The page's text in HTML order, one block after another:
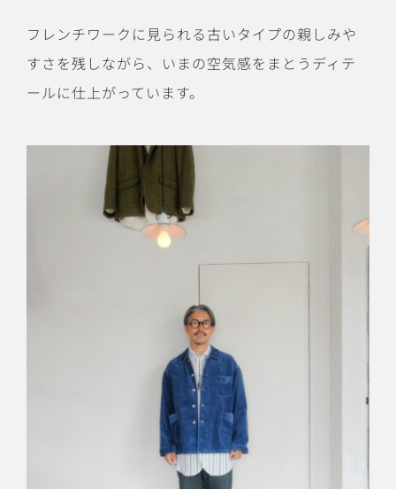
フレンチワークに見られる古いタイプの親しみや
すさを残しながら、いまの空気感をまとうディテ
ールに仕上がっています。